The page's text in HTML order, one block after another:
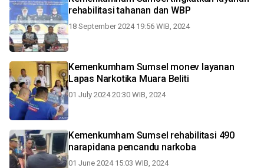
rehabilitasi tahanan dan WBP
18 September 2024 19:56 WIB, 2024
Kemenkumham Sumsel monev layanan
Lapas Narkotika Muara Beliti
01 July 2024 20:30 WIB, 2024
Kemenkumham Sumsel rehabilitasi 490
narapidana pencandu narkoba
01 June 2024 15:03 WIB, 2024